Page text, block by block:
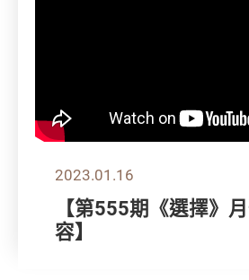
2023.01.16
【第555期《選擇》
容】